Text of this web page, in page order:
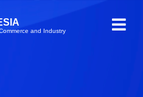
and Industry